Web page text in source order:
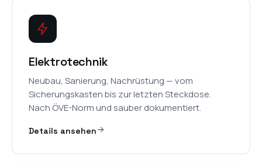
Elektrotechnik
Neubau, Sanierung, Nachrüstung — vom
Sicherungskasten bis zur letzten Steckdose.
Nach ÖVE-Norm und sauber dokumentiert.
Details ansehen